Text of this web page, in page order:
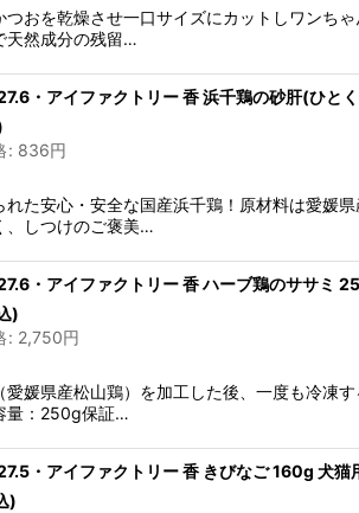
つおを乾燥させ一口サイズにカットしワンち
天然成分の残留…
・アイファクトリー 香 浜千鶏の砂肝(ひ
: 836円
れた安心・安全な国産浜千鶏！原材料は愛媛
、しつけのご褒美…
・アイファクトリー 香 ハーブ鶏のササミ
)
: 2,750円
愛媛県産松山鶏）を加工した後、一度も冷凍
量：250g保証…
・アイファクトリー 香 きびなご 160g 犬
)